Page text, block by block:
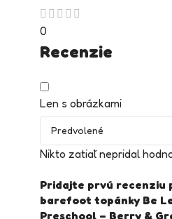
0
Recenzie
Len s obrázkami
Nikto zatiaľ nepridal
Pridajte prvú recenziu
barefoot topánky Be
Preschool – Berry &